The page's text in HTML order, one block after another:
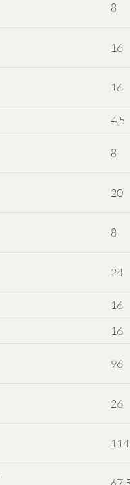
8
16
16
4,5
8
20
8
24
16
16
96
26
114